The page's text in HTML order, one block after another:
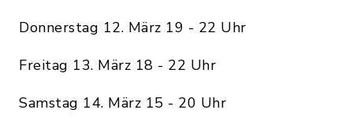
Donnerstag 12. März 19 - 22 Uhr
Freitag 13. März 18 - 22 Uhr
Samstag 14. März 15 - 20 Uhr